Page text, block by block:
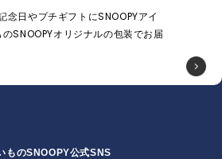
念日やプチギフトにSNOOPYアイ
SNOOPYオリジナルの包装でお届
ものSNOOPY公式SNS